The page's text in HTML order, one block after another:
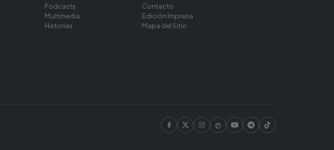
Podcasts
Multimedia
Historias
Contacto
Edición Impresa
Mapa del Sitio